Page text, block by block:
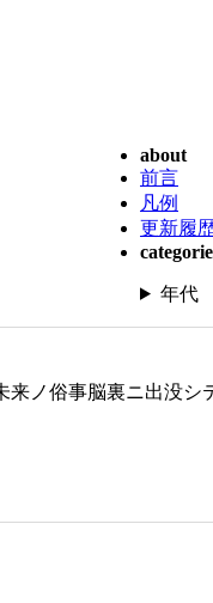
about
前言
凡例
更新履
年代
俗事脳裏ニ出没シ